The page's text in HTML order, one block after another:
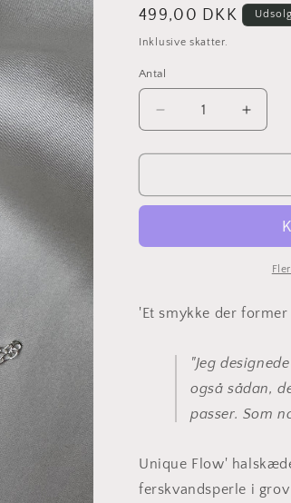
Normalpris
499,00 DKK
Inklusive skatter.
Antal
Reducer
antallet
for
Flow
Øg
antallet
for
Flow
'Et smykke der
"Jeg
også sådan,
passer. Som
Unique Flow'
ferskvandsperle i